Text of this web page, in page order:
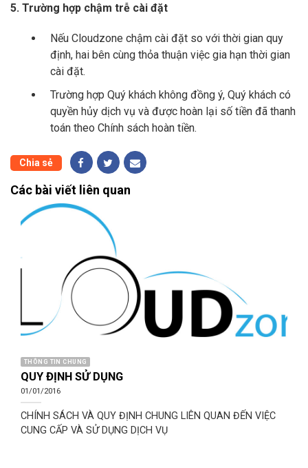
5. Trường hợp chậm trễ cài đặt
Nếu Cloudzone chậm cài đặt so với thời gian quy
định, hai bên cùng thỏa thuận việc gia hạn thời gian
cài đặt.
Trường hợp Quý khách không đồng ý, Quý khách có
quyền hủy dịch vụ và được hoàn lại số tiền đã thanh
toán theo Chính sách hoàn tiền.
Chia sẻ
Các bài viết liên quan
THÔNG TIN CHUNG
QUY ĐỊNH SỬ DỤNG
01/01/2016
CHÍNH SÁCH VÀ QUY ĐỊNH CHUNG LIÊN QUAN ĐẾN VIỆC
CUNG CẤP VÀ SỬ DỤNG DỊCH VỤ